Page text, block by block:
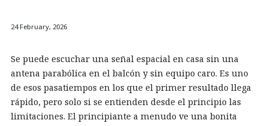
24 February, 2026
Se puede escuchar una señal espacial en casa sin una
antena parabólica en el balcón y sin equipo caro. Es uno
de esos pasatiempos en los que el primer resultado llega
rápido, pero solo si se entienden desde el principio las
limitaciones. El principiante a menudo ve una bonita